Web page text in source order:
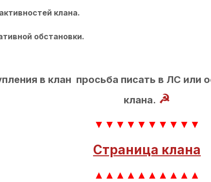
клана.
обстановки.
в клан просьба писать в ЛС или
клана. ☭
▼▼▼ ▼▼▼▼▼▼▼
Страница клана
▲▲▲ ▲▲▲▲▲▲▲